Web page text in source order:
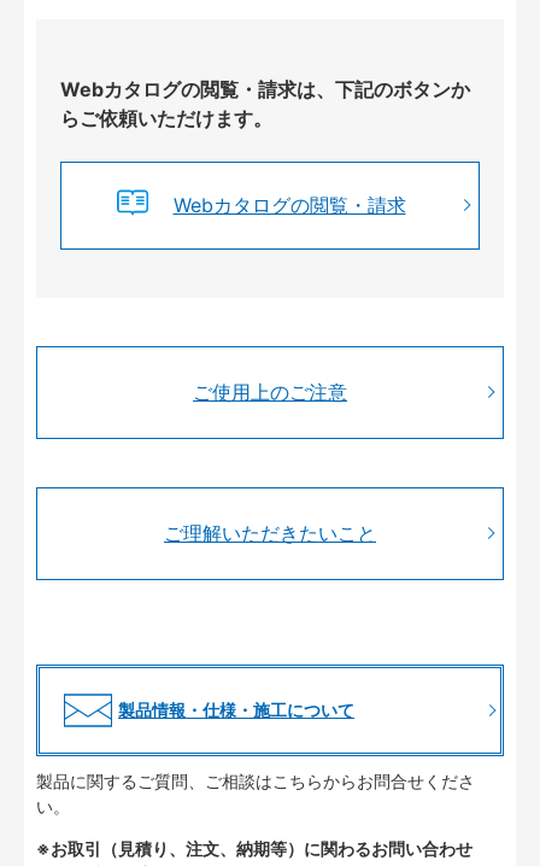
Webカタログの閲覧・請求は、下記のボタンか
らご依頼いただけます。
Webカタログの閲覧・請求
ご使用上のご注意
ご理解いただきたいこと
製品情報・仕様・施工について
製品に関するご質問、ご相談はこちらからお問合せくださ
い。
※お取引（見積り、注文、納期等）に関わるお問い合わせ